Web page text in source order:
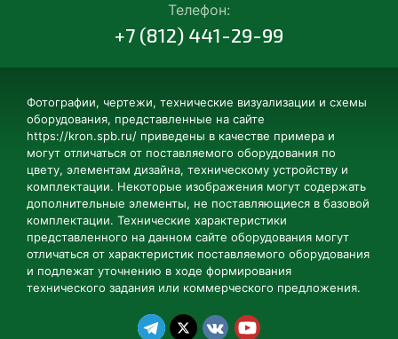
Телефон:
+7 (812) 441-29-99
Фотографии, чертежи, технические визуализации и схемы
оборудования, представленные на сайте
https://kron.spb.ru/ приведены в качестве примера и
могут отличаться от поставляемого оборудования по
цвету, элементам дизайна, техническому устройству и
комплектации. Некоторые изображения могут содержать
дополнительные элементы, не поставляющиеся в базовой
комплектации. Технические характеристики
представленного на данном сайте оборудования могут
отличаться от характеристик поставляемого оборудования
и подлежат уточнению в ходе формирования
технического задания или коммерческого предложения.